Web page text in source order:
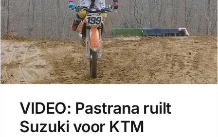
VIDEO: Pastrana ruilt
Suzuki voor KTM